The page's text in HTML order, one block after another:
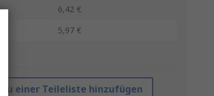
6,42 €
5,97 €
Zu einer Teileliste hinzufügen